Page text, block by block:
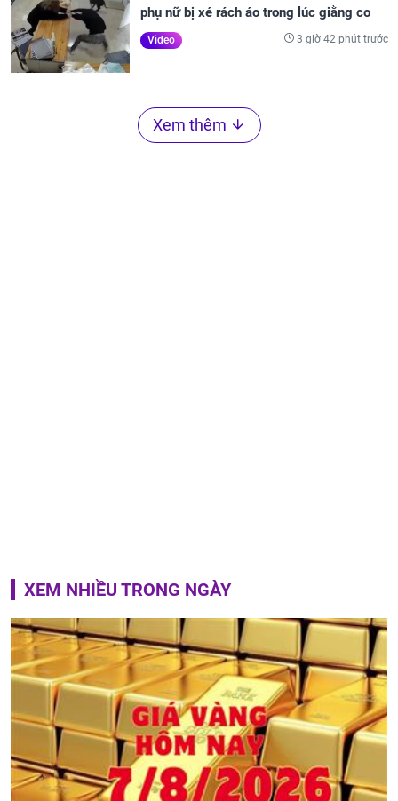
phụ nữ bị xé rách áo trong lúc giằng co
Video 3 giờ 42 phút trước
Xem thêm
XEM NHIỀU TRONG NGÀY